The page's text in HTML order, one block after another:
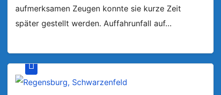
aufmerksamen Zeugen konnte sie kurze Zeit
später gestellt werden. Auffahrunfall auf…